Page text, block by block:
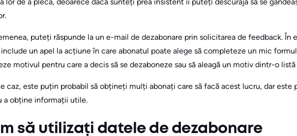
puteți răspunde la un e-mail de dezabonare prin solicitarea de feedback. În
un apel la acțiune în care abonatul poate alege să completeze un mic
motivul pentru care a decis să se dezaboneze sau să aleagă un motiv dintr-o
caz, este puțin probabil să obțineți mulți abonați care să facă acest lucru, dar este
a obține informații utile.
să utilizați datele de dezabonare